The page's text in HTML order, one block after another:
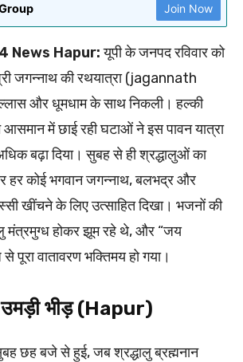
Join Now
News Hapur:यूपी के जनपद रविवार को
जगन्नाथ की रथयात्रा (jagannath
और धूमधाम के साथ निकली। हल्की
आसमान में छाई रही घटाओं ने इस पावन यात्रा
बढ़ा दिया। सुबह से ही श्रद्धालुओं का
हर कोई भगवान जगन्नाथ, बलभद्र और
खींचने के लिए उत्साहित दिखा। भजनों की
मंत्रमुग्ध होकर झूम रहे थे, और “जय
पूरा वातावरण भक्तिमय हो गया।
भीड़ (Hapur)
छह बजे से हुई, जब श्रद्धालु ब्रह्मनान